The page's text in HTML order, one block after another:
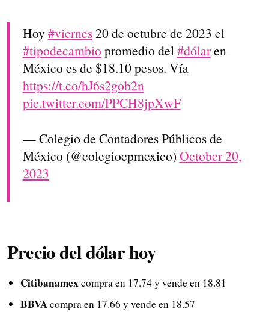
Hoy#viernes20 de octubre de 2023 el
#tipodecambio promedio del#dólaren
México es de $18.10 pesos. Vía
https://t.co/hJ6s2gob2n
pic.twitter.com/PPCH8jpXwF
— Colegio de Contadores Públicos de
México (@colegiocpmexico)October 20,
2023
Precio del dólar hoy
Citibanamexcompra en 17.74 y vende en 18.81
BBVAcompra en 17.66 y vende en 18.57